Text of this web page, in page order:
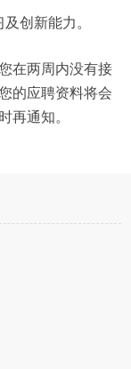
创新能力。
在两周内没有接
的应聘资料将会
再通知。